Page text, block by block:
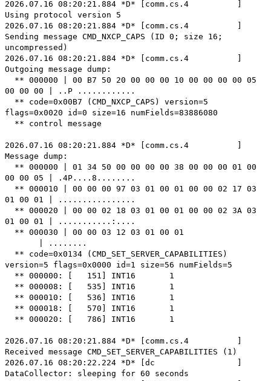
2026.07.16 08:20:21.884 *D* [comm.cs.4 ]
Using protocol version 5
2026.07.16 08:20:21.884 *D* [comm.cs.4 ]
Sending message CMD_NXCP_CAPS (ID 0; size 16;
uncompressed)
2026.07.16 08:20:21.884 *D* [comm.cs.4 ]
Outgoing message dump:
** 000000 | 00 B7 50 20 00 00 00 10 00 00 00 00 05
00 00 00 | ..P ............
** code=0x00B7 (CMD_NXCP_CAPS) version=5
flags=0x0020 id=0 size=16 numFields=83886080
** control message
2026.07.16 08:20:21.884 *D* [comm.cs.4 ]
Message dump:
** 000000 | 01 34 50 00 00 00 00 38 00 00 00 01 00
00 00 05 | .4P....8........
** 000010 | 00 00 00 97 03 01 00 01 00 00 02 17 03
01 00 01 | ................
** 000020 | 00 00 02 18 03 01 00 01 00 00 02 3A 03
01 00 01 | ...........:....
** 000030 | 00 00 03 12 03 01 00 01
| ........
** code=0x0134 (CMD_SET_SERVER_CAPABILITIES)
version=5 flags=0x0000 id=1 size=56 numFields=5
** 000000: [ 151] INT16 1
** 000008: [ 535] INT16 1
** 000010: [ 536] INT16 1
** 000018: [ 570] INT16 1
** 000020: [ 786] INT16 1
2026.07.16 08:20:21.884 *D* [comm.cs.4 ]
Received message CMD_SET_SERVER_CAPABILITIES (1)
2026.07.16 08:20:22.224 *D* [dc ]
DataCollector: sleeping for 60 seconds